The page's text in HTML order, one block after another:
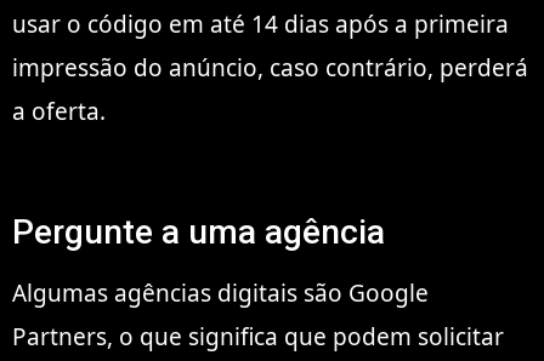
usar o código em até 14 dias após a primeira
impressão do anúncio, caso contrário, perderá
a oferta.
Pergunte a uma agência
Algumas agências digitais são Google
Partners, o que significa que podem solicitar